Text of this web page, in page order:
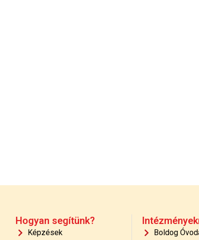
Hogyan segítünk?
Képzések
Boldog